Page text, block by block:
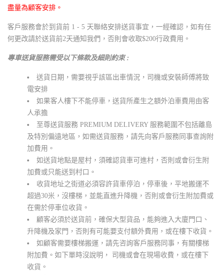
盡量為顧客安排。
客戶服務會於到貨前 1 - 5 天聯絡安排送貨事宜，一經確認，如有任
何更改請於送貨前2天通知我們，否則會收取$200行政費用。
專車送貨服務需受以下條款及細則約束 :
送貨日期，需要視乎該區出車情況，司機或安裝師傅將致
電安排
如果客人樓下不能停車，送貨所產生之額外泊車費用由客
人承擔
至尊送貨服務 PREMIUM DELIVERY 服務範圍不包括離島
及特別偏遠地區，如需送貨服務，請先向客戶服務同事查詢附
加費用。
如送貨地點是屋村，須確認貨車可進村，否則或會衍生附
加費或只能送到村口。
收貨地址之街道必須容許貨車停泊，停車後，平地搬運不
超過30米，沒樓梯，並能直進升降機，否則或會衍生附加費或
在需於停車位收貨。
顧客必須於送貨前，確保大型貨品，能夠進入大廈門口、
升降機及家門，否則有可能要支付額外費用，或在樓下收貨。
如顧客需要樓梯搬運，請先咨詢客戶服務同事，有關樓梯
附加費。如下單時沒說明， 司機或會在現場收費，或在樓下
收貨。